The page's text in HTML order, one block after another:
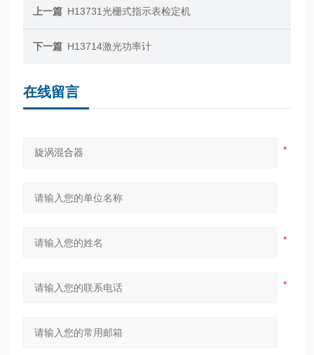
上一篇 H13731光栅式指示表检定机
下一篇 H13714激光功率计
在线留言